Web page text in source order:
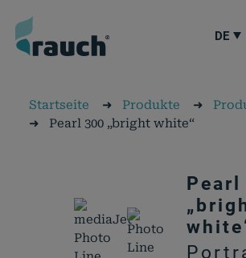
DE
Startseite ➜ Produkte ➜
➜ Pearl 300 „bright white“
Pearl